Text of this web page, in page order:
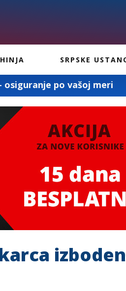
SRPSKE
meri „Milenkovic